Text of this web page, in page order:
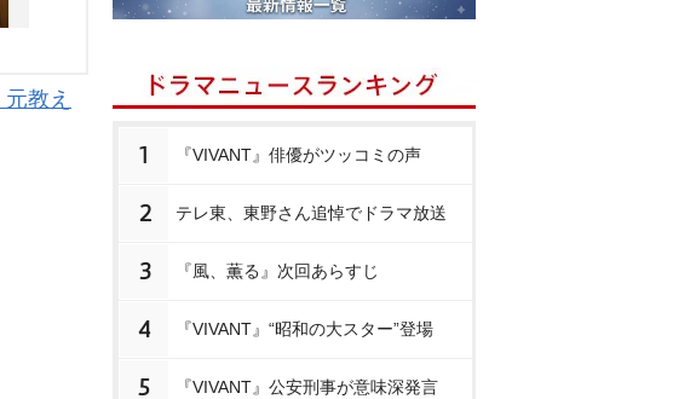
教え
1 『VIVANT』俳優がツッコミの声
2 テレ東、東野さん追悼でドラマ放送
3 『風、薫る』次回あらすじ
4 『VIVANT』“昭和の大スター”登場
5 『VIVANT』公安刑事が意味深発言